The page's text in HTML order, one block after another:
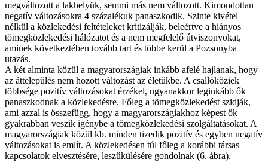
megváltozott a lakhelyük, semmi más nem változott. Kimondottan
negatív változásokra 4 százalékuk panaszkodik. Szinte kivétel
nélkül a közlekedési feltételeket kritizálják, beleértve a hiányos
tömegközlekedési hálózatot és a nem megfelelő útviszonyokat,
aminek következtében tovább tart és többe kerül a Pozsonyba
utazás.
A két alminta közül a magyarországiak inkább afelé hajlanak, hogy
az áttelepülés nem hozott változást az életükbe. A csallóköziek
többsége pozitív változásokat érzékel, ugyanakkor leginkább ők
panaszkodnak a közlekedésre. Főleg a tömegközlekedést szidják,
ami azzal is összefügg, hogy a magyarországiakhoz képest ők
gyakrabban veszik igénybe a tömegközlekedési szolgáltatásokat. A
magyarországiak közül kb. minden tizedik pozitív és egyben negatív
változásokat is említ. A közlekedésen túl főleg a korábbi társas
kapcsolatok elvesztésére, leszűkülésére gondolnak (6. ábra).